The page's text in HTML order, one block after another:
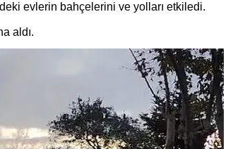
evlerin bahçelerini ve yolları etkiledi.
aldı.